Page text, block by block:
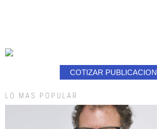
COTIZAR PUBLICACION
LO MAS POPULAR